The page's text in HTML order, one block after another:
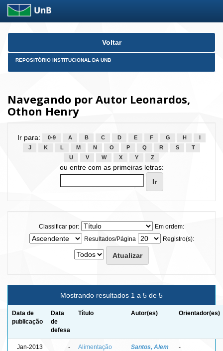
Skip
Voltar
REPOSITÓRIO INSTITUCIONAL DA UNB
Navegando por Autor Leonardos,
Othon Henry
Ir para: 0-9 A B C D E F G H
J
K L M N O P Q R S
T
U
V W X Y Z
ou entre com as primeiras letras:
Classificar por:
Em ordem:
Resultados/Página
Registro(s):
Mostrando resultados 1 a 5 de 5
Data de
publicação
Data
de
defesa
Título Autor(es) Orientador(es)
Jan-2013 -
Alimentação
Santos, Alem
-